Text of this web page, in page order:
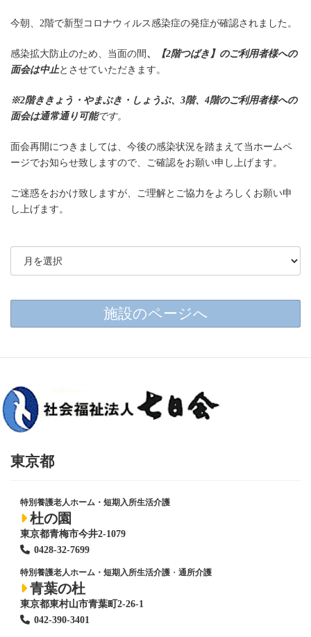
今朝、2階で新型コロナウィルス感染症の発症が確認されました。
感染拡大防止のため、当面の間 、
【2階つばき】のご利用者様への
面会は中止とさせていただきます。
※2階ききょう・やまぶき・しょうぶ、3階、4階のご利用者様への
面会は通常通り可能です。
面会再開につきましては、今後の感染状況を踏まえて当ホームペ
ージでお知らせ致しますので、ご確認をお願い申し上げます。
ご迷惑をおかけ致しますが、ご理解とご協力をよろしくお願い申
し上げます。
施設のページへ
東京都
特別養護老人ホーム・短期入所生活介護
杜の園
東京都青梅市今井2-1079
0428-32-7699
特別養護老人ホーム・短期入所生活介護 ・ 通所介護
青葉の杜
東京都東村山市青葉町2-26-1
042-390-3401